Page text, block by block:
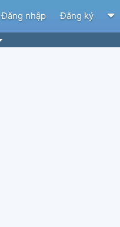
Đăng nhập Đăng ký